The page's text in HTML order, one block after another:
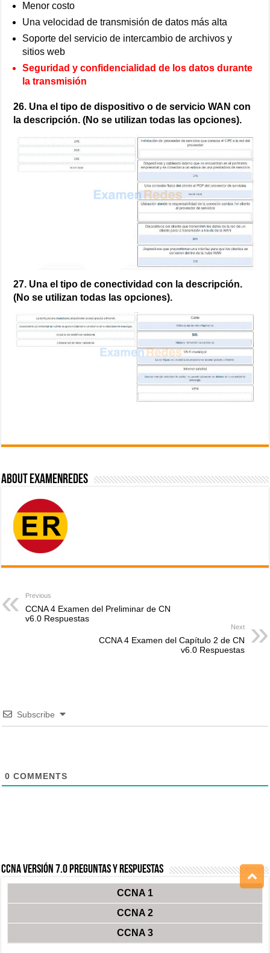
Menor costo
Una velocidad de transmisión de datos más alta
Soporte del servicio de intercambio de archivos y
sitios web
Seguridad y confidencialidad de los datos durante
la transmisión
26. Una el tipo de dispositivo o de servicio WAN con
la descripción. (No se utilizan todas las opciones).
27. Una el tipo de conectividad con la descripción.
(No se utilizan todas las opciones).
About ExamenRedes
Previous
CCNA 4 Examen del Preliminar de CN
v6.0 Respuestas
Next
CCNA 4 Examen del Capítulo 2 de CN
v6.0 Respuestas
Subscribe
0 COMMENTS
CCNA Versión 7.0 Preguntas y Respuestas
CCNA 1
CCNA 2
CCNA 3